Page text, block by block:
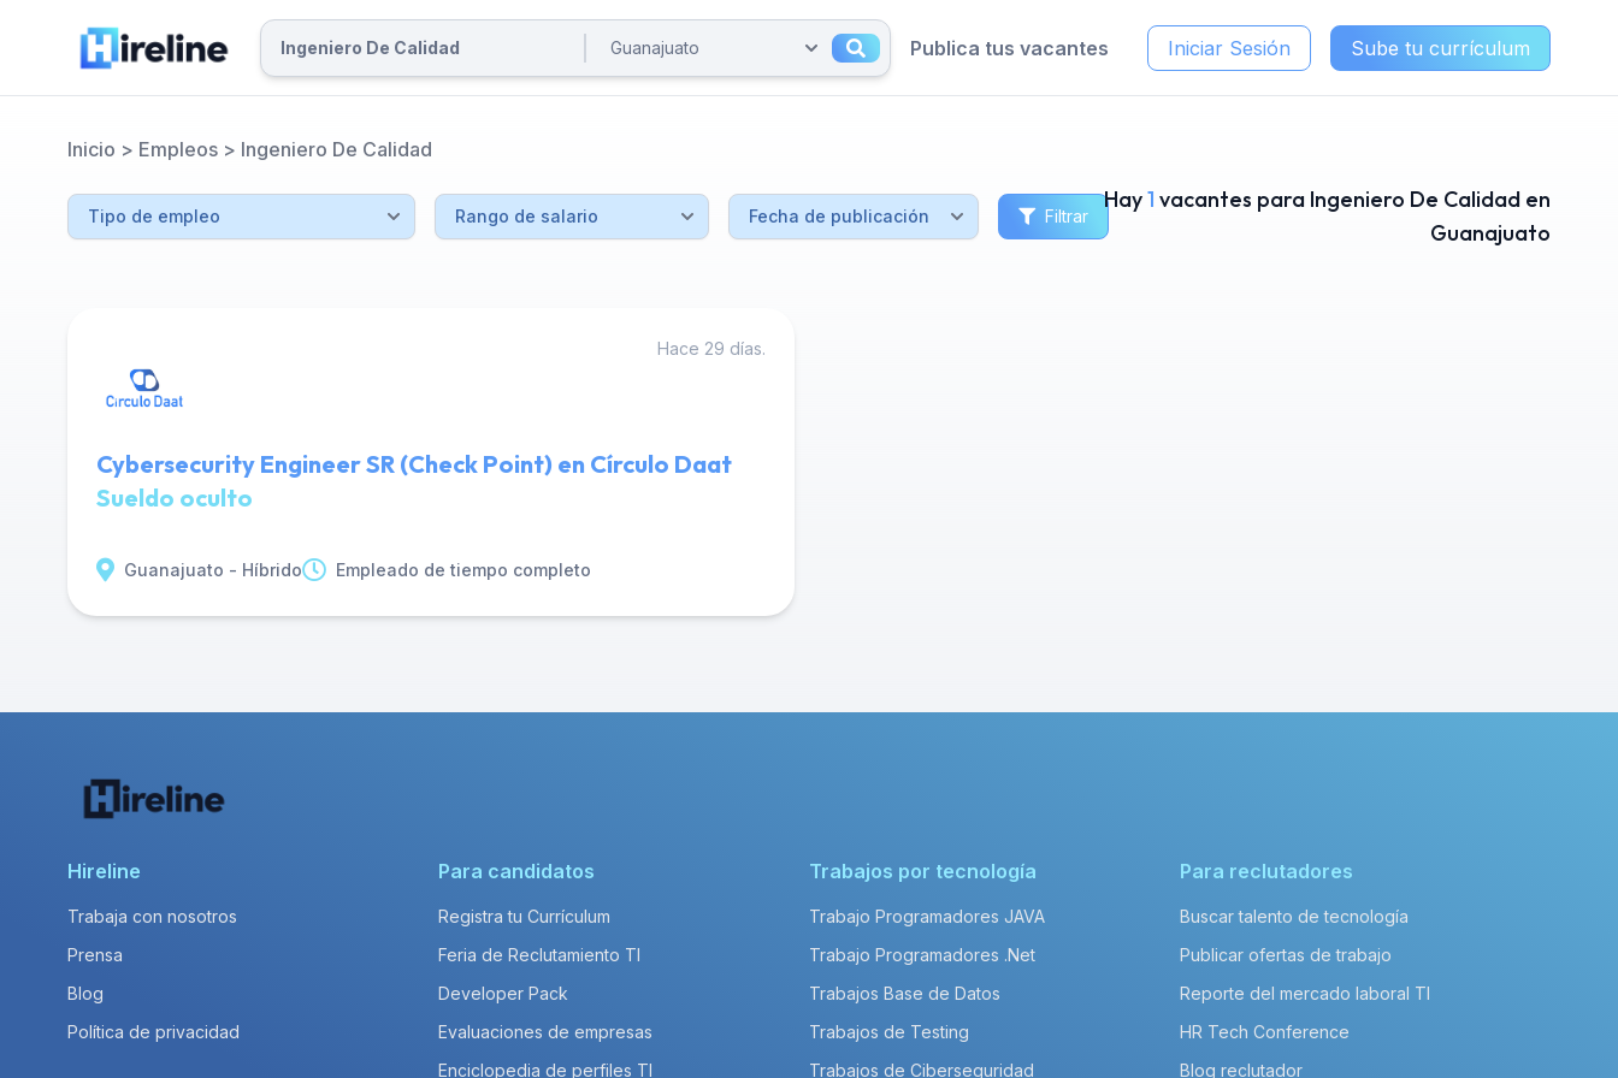
Publica tus vacantes Iniciar Sesión Sube tu currículum
Inicio > Empleos > Ingeniero De Calidad
Filtrar
Hay1 vacantes para Ingeniero De Calidad en
Guanajuato
Hace 29 días.
Cybersecurity Engineer SR (Check Point) en Círculo Daat
Sueldo oculto
Guanajuato - Híbrido Empleado de tiempo completo
Hireline
Trabaja con nosotros
Prensa
Blog
Política de privacidad
Para candidatos
Registra tu Currículum
Feria de Reclutamiento TI
Developer Pack
Evaluaciones de empresas
Enciclopedia de perfiles TI
Trabajos por tecnología
Trabajo Programadores JAVA
Trabajo Programadores .Net
Trabajos Base de Datos
Trabajos de Testing
Trabajos de Ciberseguridad
Para reclutadores
Buscar talento de tecnología
Publicar ofertas de trabajo
Reporte del mercado laboral TI
HR Tech Conference
Blog reclutador